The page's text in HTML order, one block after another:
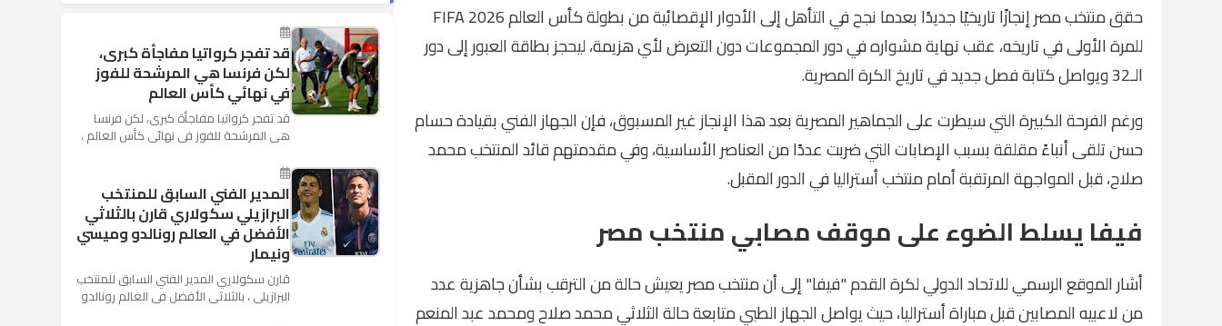
حقق منتخب مصر إنجازًا تاريخيًا جديدًا بعدما نجح في التأهل إلى الأدوار الإقصائية من بطولة كأس العالم FIFA 2026
للمرة الأولى في تاريخه، عقب نهاية مشواره في دور المجموعات دون التعرض لأي هزيمة، ليحجز بطاقة العبور إلى دور
الـ32 ويواصل كتابة فصل جديد في تاريخ الكرة المصرية.
ورغم الفرحة الكبيرة التي سيطرت على الجماهير المصرية بعد هذا الإنجاز غير المسبوق، فإن الجهاز الفني بقيادة حسام
حسن تلقى أنباءً مقلقة بسبب الإصابات التي ضربت عددًا من العناصر الأساسية، وفي مقدمتهم قائد المنتخب محمد
صلاح، قبل المواجهة المرتقبة أمام منتخب أستراليا في الدور المقبل.
فيفا يسلط الضوء على موقف مصابي منتخب مصر
أشار الموقع الرسمي للاتحاد الدولي لكرة القدم "فيفا" إلى أن منتخب مصر يعيش حالة من الترقب بشأن جاهزية عدد
من لاعبيه المصابين قبل مباراة أستراليا، حيث يواصل الجهاز الطبي متابعة حالة الثلاثي محمد صلاح ومحمد عبد المنعم
قد تفجر كرواتيا مفاجأة كبرى،
لكن فرنسا هي المرشحة للفوز
في نهائي كأس العالم
قد تفجر كرواتيا مفاجأة كبرى، لكن فرنسا
هي المرشحة للفوز في نهائي كأس العالم ،
الروسية في يوم شديد الح...
المدير الفني السابق للمنتخب
البرازيلي سكولاري قارن بالثلاثي
الأفضل في العالم رونالدو وميسي
ونيمار
قارن سكولاري المدير الفني السابق للمنتخب
البرازيلي ، بالثلاثي الأفضل في العالم رونالدو